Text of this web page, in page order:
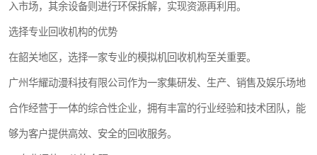
入市场，其余设备则进行环保拆解，实现资源再利用。
选择专业回收机构的优势
在韶关地区，选择一家专业的模拟机回收机构至关重要。
广州华耀动漫科技有限公司作为一家集研发、生产、销售及娱乐场地
合作经营于一体的综合性企业，拥有丰富的行业经验和技术团队，能
够为客户提供高效、安全的回收服务。